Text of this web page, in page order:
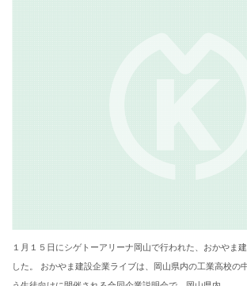
１月１５日にシゲトーアリーナ岡山で行われた、おかやま
した。 おかやま建設企業ライブは、岡山県内の工業高校の